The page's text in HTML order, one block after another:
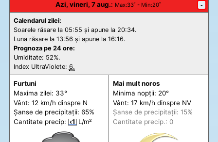
Azi, vineri, 7 aug.: Max:33˚ - Min:20˚ -
Calendarul zilei:
Soarele răsare la 05:55 și apune la 20:34.
Luna răsare la 13:56 și apune la 16:16.
Prognoza pe 24 ore:
Umiditate: 52%.
Index UltraViolete: 6.
Furtuni
Maxima zilei: 33°
Vânt: 12 km/h dinspre N
Șanse de precipitații: 65%
Cantitate precip: ‹1 L/m²
Mai mult noros
Minima nopții: 20°
Vânt: 17 km/h dinspre NV
Șanse de precipitații: 15%
Cantitate precip.: 0